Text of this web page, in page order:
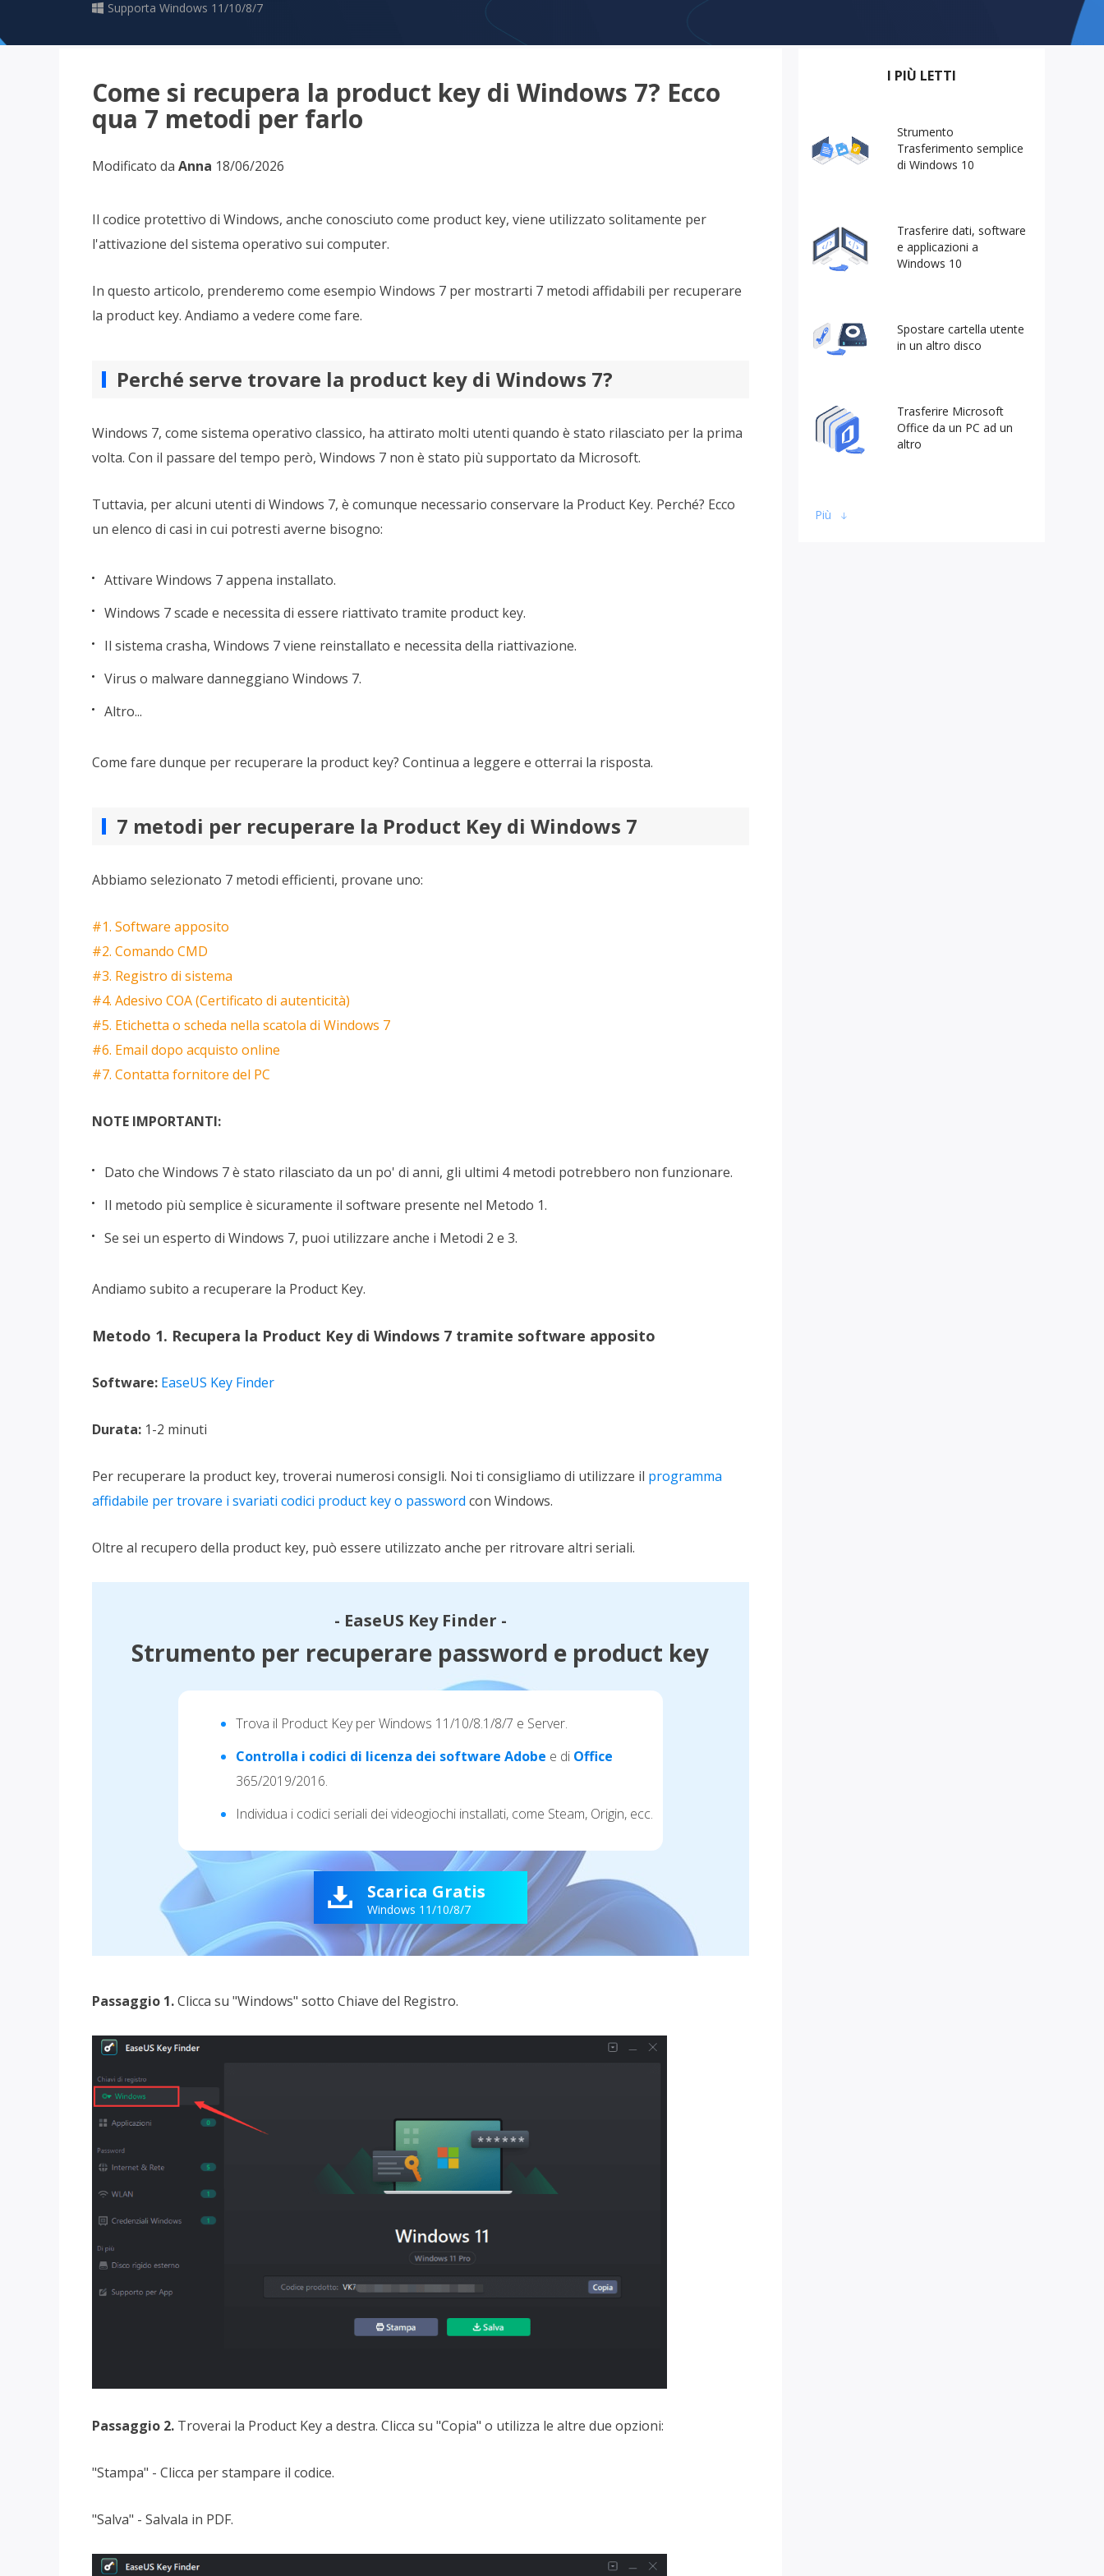
Exchange Recovery
Ripristino & riparazione di file EDB
Recupero per MS SQL database
Servizio White Label di EaseUS Todo Backup
EaseUS VoiceWave
Cambia voce in tempo reale
Vocal Remover (Online)
Rimuovi le voci online gratis
Supporta Windows 11/10/8/7
Come si recupera la product key di Windows 7? Ecco
qua 7 metodi per farlo
Modificato da Anna 18/06/2026
Il codice protettivo di Windows, anche conosciuto come product key, viene utilizzato solitamente per
l'attivazione del sistema operativo sui computer.
In questo articolo, prenderemo come esempio Windows 7 per mostrarti 7 metodi affidabili per recuperare
la product key. Andiamo a vedere come fare.
Perché serve trovare la product key di Windows 7?
Windows 7, come sistema operativo classico, ha attirato molti utenti quando è stato rilasciato per la prima
volta. Con il passare del tempo però, Windows 7 non è stato più supportato da Microsoft.
Tuttavia, per alcuni utenti di Windows 7, è comunque necessario conservare la Product Key. Perché? Ecco
un elenco di casi in cui potresti averne bisogno:
Attivare Windows 7 appena installato.
Windows 7 scade e necessita di essere riattivato tramite product key.
Il sistema crasha, Windows 7 viene reinstallato e necessita della riattivazione.
Virus o malware danneggiano Windows 7.
Altro...
Come fare dunque per recuperare la product key? Continua a leggere e otterrai la risposta.
7 metodi per recuperare la Product Key di Windows 7
Abbiamo selezionato 7 metodi efficienti, provane uno:
#1. Software apposito
#2. Comando CMD
#3. Registro di sistema
#4. Adesivo COA (Certificato di autenticità)
#5. Etichetta o scheda nella scatola di Windows 7
#6. Email dopo acquisto online
#7. Contatta fornitore del PC
NOTE IMPORTANTI:
Dato che Windows 7 è stato rilasciato da un po' di anni, gli ultimi 4 metodi potrebbero non funzionare.
Il metodo più semplice è sicuramente il software presente nel Metodo 1.
Se sei un esperto di Windows 7, puoi utilizzare anche i Metodi 2 e 3.
Andiamo subito a recuperare la Product Key.
Metodo 1. Recupera la Product Key di Windows 7 tramite software apposito
Software: EaseUS Key Finder
Durata: 1-2 minuti
Per recuperare la product key, troverai numerosi consigli. Noi ti consigliamo di utilizzare il programma
affidabile per trovare i svariati codici product key o password con Windows.
Oltre al recupero della product key, può essere utilizzato anche per ritrovare altri seriali.
- EaseUS Key Finder -
Strumento per recuperare password e product key
Trova il Product Key per Windows 11/10/8.1/8/7 e Server.
Controlla i codici di licenza dei software Adobe e di Office
365/2019/2016.
Individua i codici seriali dei videogiochi installati, come Steam, Origin, ecc.
 Scarica Gratis
Windows 11/10/8/7
Passaggio 1.Clicca su "Windows" sotto Chiave del Registro.
Passaggio 2. Troverai la Product Key a destra. Clicca su "Copia" o utilizza le altre due opzioni:
"Stampa" - Clicca per stampare il codice.
"Salva" - Salvala in PDF.
I PIÙ LETTI
Strumento
Trasferimento semplice
di Windows 10
Trasferire dati, software
e applicazioni a
Windows 10
Spostare cartella utente
in un altro disco
Trasferire Microsoft
Office da un PC ad un
altro
Più